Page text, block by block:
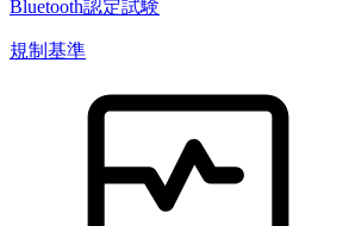
Bluetooth認定試験
規制基準